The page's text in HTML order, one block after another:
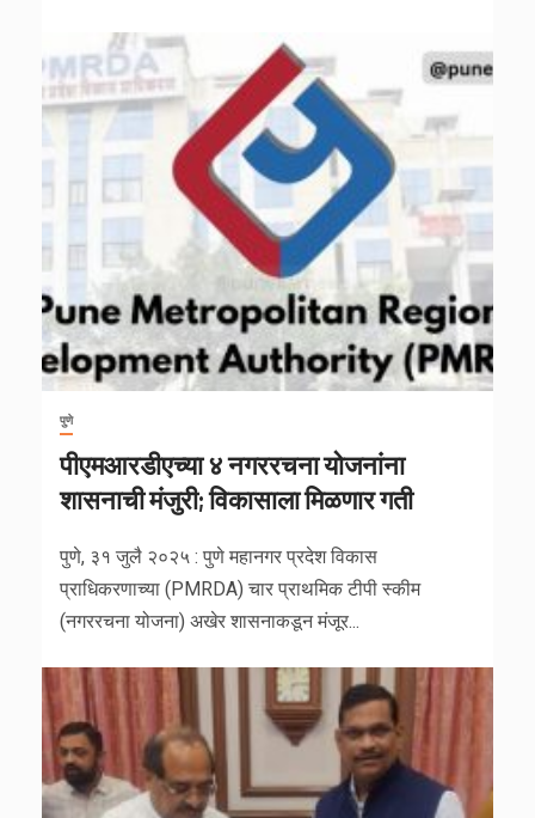
पुणे
पीएमआरडीएच्या ४ नगररचना योजनांना
शासनाची मंजुरी; विकासाला मिळणार गती
पुणे, ३१ जुलै २०२५ : पुणे महानगर प्रदेश विकास
प्राधिकरणाच्या (PMRDA) चार प्राथमिक टीपी स्कीम
(नगररचना योजना) अखेर शासनाकडून मंजूर...